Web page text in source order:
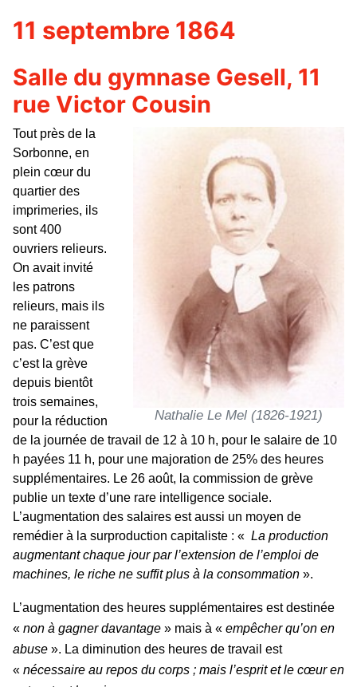
11 septembre 1864
Salle du gymnase Gesell, 11
rue Victor Cousin
Nathalie Le Mel (1826-1921)
Tout près de la
Sorbonne, en
plein cœur du
quartier des
imprimeries, ils
sont 400
ouvriers relieurs.
On avait invité
les patrons
relieurs, mais ils
ne paraissent
pas. C’est que
c’est la grève
depuis bientôt
trois semaines,
pour la réduction
de la journée de travail de 12 à 10 h, pour le salaire de 10
h payées 11 h, pour une majoration de 25% des heures
supplémentaires. Le 26 août, la commission de grève
publie un texte d’une rare intelligence sociale.
L’augmentation des salaires est aussi un moyen de
remédier à la surproduction capitaliste : « La production
augmentant chaque jour par l’extension de l’emploi de
machines, le riche ne suffit plus à la consommation ».
L’augmentation des heures supplémentaires est destinée
« non à gagner davantage » mais à « empêcher qu’on en
abuse ». La diminution des heures de travail est
« nécessaire au repos du corps ; mais l’esprit et le cœur en